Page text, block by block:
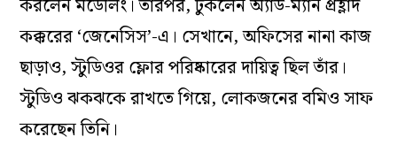
করলেন মডেলিং। তারপর, ঢুকলেন অ্যাড-ম্যান প্রহ্লাদ
কক্করের ‘জেনেসিস’-এ। সেখানে, অফিসের নানা কাজ
ছাড়াও, স্টুডিওর ফ্লোর পরিষ্কারের দায়িত্ব ছিল তাঁর।
স্টুডিও ঝকঝকে রাখতে গিয়ে, লোকজনের বমিও সাফ
করেছেন তিনি।